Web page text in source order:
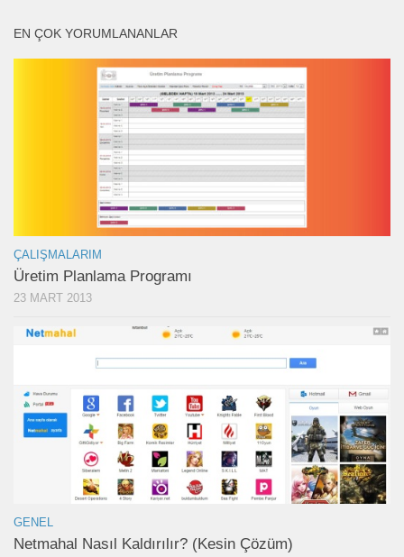
EN ÇOK YORUMLANANLAR
ÇALIŞMALARIM
Üretim Planlama Programı
23 MART 2013
GENEL
Netmahal Nasıl Kaldırılır? (Kesin Çözüm)